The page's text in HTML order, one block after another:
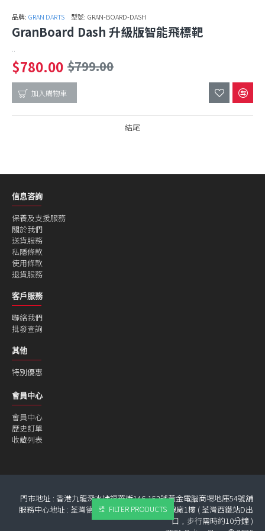
品牌: GRAN DARTS 型號: GRAN-BOARD-DASH
GranBoard Dash 升級版智能飛標靶
..
$780.00 $799.00
加入購物車
結尾
信息咨詢
保養及支援服務
關於我們
送貨服務
私隱條款
使用條款
退貨服務
客戶服務
聯絡我們
批發查詢
其他
特別優惠
會員中心
會員中心
歷史訂單
收藏列表
門市地址 : 香港九龍深水埗福華街146-152號黃金電腦商埸地庫54號舖
服務中心地址 : 荃灣德士古道266-270號 金泰線廠1樓 ( 荃灣西鐵站D出
口﹐步行需時約10分鐘 )
FILTER PRODUCTS